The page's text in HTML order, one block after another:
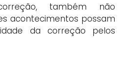
também não
acontecimentos possam
da correção pelos